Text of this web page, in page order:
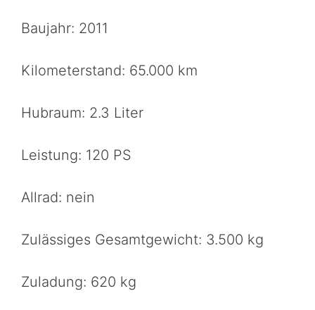
Baujahr: 2011
Kilometerstand: 65.000 km
Hubraum: 2.3 Liter
Leistung: 120 PS
Allrad: nein
Zulässiges Gesamtgewicht: 3.500 kg
Zuladung: 620 kg